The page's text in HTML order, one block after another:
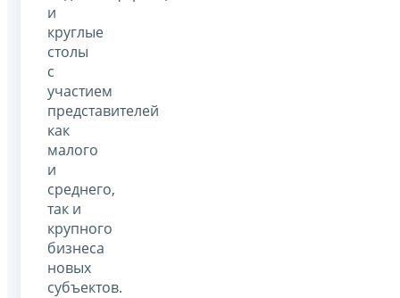
и
круглые
столы
с
участием
представителей
как
малого
и
среднего,
так и
крупного
бизнеса
новых
субъектов.